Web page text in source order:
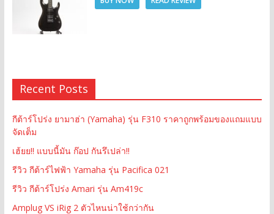
Recent Posts
กีต้าร์โปร่ง ยามาฮ่า (Yamaha) รุ่น F310 ราคาถูกพร้อมของแถมแบบ
จัดเต็ม
เฮ้ยย!! แบบนี้มัน ก๊อป กันรึเปล่า!!
รีวิว กีต้าร์ไฟฟ้า Yamaha รุ่น Pacifica 021
รีวิว กีต้าร์โปร่ง Amari รุ่น Am419c
Amplug VS iRig 2 ตัวไหนน่าใช้กว่ากัน